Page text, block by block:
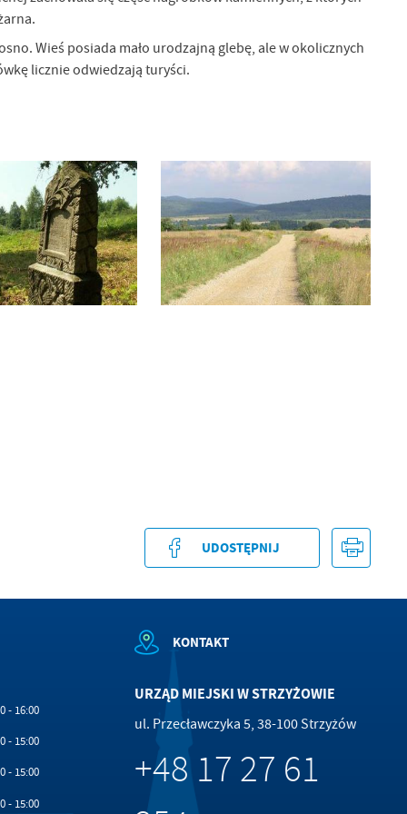
Wieś posiada mało urodzajną glebę, ale w okolicznych
licznie odwiedzają turyści.
UDOSTĘPNIJ
- 16:00
- 15:00
- 15:00
- 15:00
KONTAKT
URZĄD MIEJSKI W STRZYŻOWIE
ul. Przecławczyka 5, 38-100 Strzyżów
+48 17 27 61